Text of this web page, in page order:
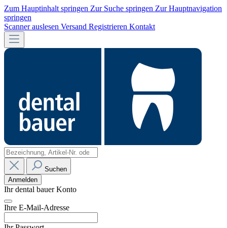
Zum Hauptinhalt springen Zur Suche springen Zur Hauptnavigation
springen
Scanner auslesen Versand Registrieren Kontakt
Suchen
Anmelden
Ihr dental bauer Konto
Ihre E-Mail-Adresse